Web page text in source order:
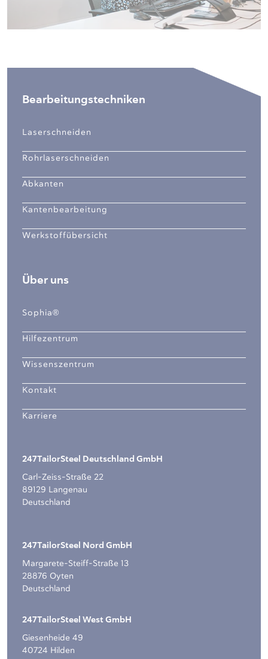
Bearbeitungstechniken
Laserschneiden
Rohrlaserschneiden
Abkanten
Kantenbearbeitung
Werkstoffübersicht
Über uns
Sophia®
Hilfezentrum
Wissenszentrum
Kontakt
Karriere
247TailorSteel Deutschland GmbH
Carl-Zeiss-Straße 22
89129 Langenau
Deutschland
247TailorSteel Nord GmbH
Margarete-Steiff-Straße 13
28876 Oyten
Deutschland
247TailorSteel West GmbH
Giesenheide 49
40724 Hilden